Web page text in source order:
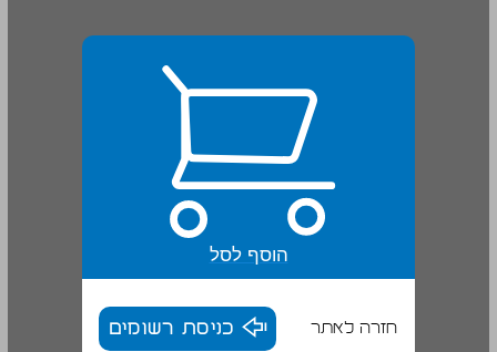
הוסף לסל
חזרה לאתר כניסת רשומים